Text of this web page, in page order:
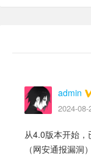
admin
2024-
从4.0版本开始
（网安通报漏洞）